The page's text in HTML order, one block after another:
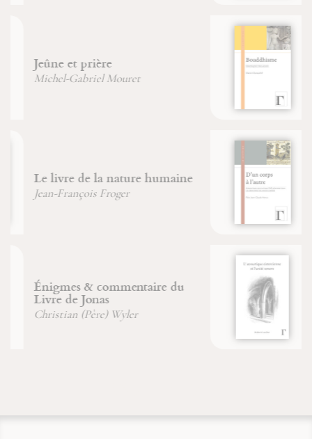
Marion Duvauchel
D'un corps à l'autre
Père Jean-Claude Hanus
L'acoustique cistercienne et
Dr. Hubert Larcher